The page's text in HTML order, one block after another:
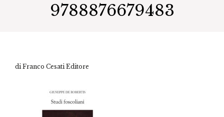
9788876679483
di Franco Cesati Editore